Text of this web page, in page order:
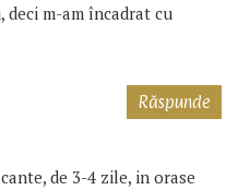
deci m-am încadrat cu
de 3-4 zile, in orase
Răspunde